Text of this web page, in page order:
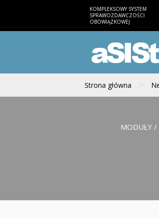
KOMPLEKSOWY SYSTEM
SPRAWOZDAWCZOŚCI
OBOWIĄZKOWEJ
aSISt
Strona główna >
MODUŁY /